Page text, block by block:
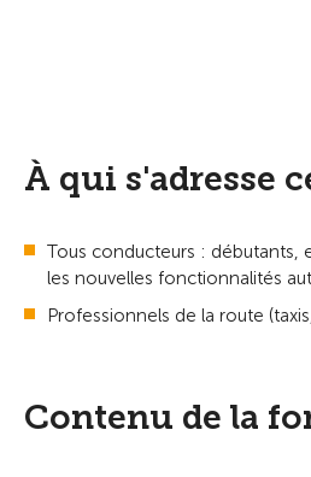
À qui s'adresse
Tous conducteurs : débutants,
les nouvelles fonctionnalités
Professionnels de la route
Contenu de la